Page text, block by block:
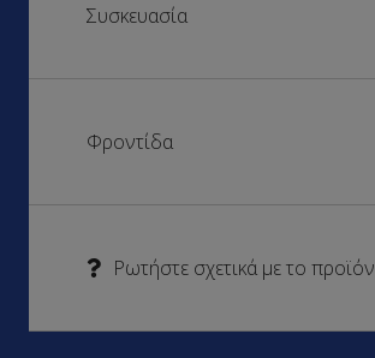
Συσκευασία
Φροντίδα
Ρωτήστε σχετικά με το προϊόν